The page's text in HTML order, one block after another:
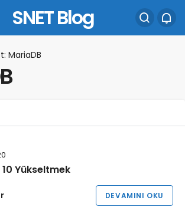
SNET Blog
MariaDB
Yükseltmek
DEVAMINI OKU